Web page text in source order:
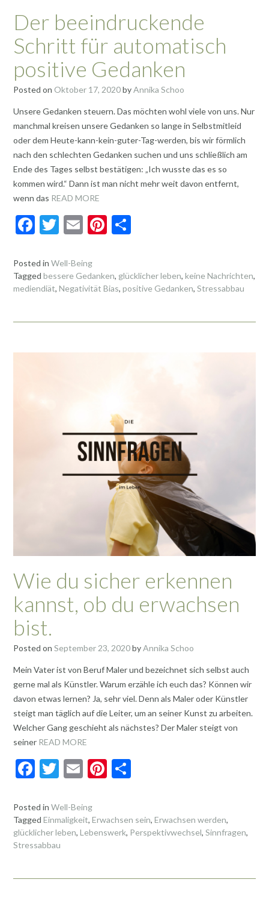
Der beeindruckende
Schritt für automatisch
positive Gedanken
Posted on Oktober 17, 2020byAnnika Schoo
Unsere Gedanken steuern. Das möchten wohl viele von uns. Nur
manchmal kreisen unsere Gedanken so lange in Selbstmitleid
oder dem Heute-kann-kein-guter-Tag-werden, bis wir förmlich
nach den schlechten Gedanken suchen und uns schließlich am
Ende des Tages selbst bestätigen: „Ich wusste das es so
kommen wird.“ Dann ist man nicht mehr weit davon entfernt,
wenn das READ MORE
F
e
b
o
T
itt
er
E
ai
l
Pi
es n
Posted in Well-Being
Tagged bessere Gedanken, glücklicher leben, keine Nachrichten,
mediendiät, Negativität Bias, positive Gedanken, Stressabbau
Wie du sicher erkennen
kannst, ob du erwachsen
bist.
Posted on September 23, 2020byAnnika Schoo
Mein Vater ist von Beruf Maler und bezeichnet sich selbst auch
gerne mal als Künstler. Warum erzähle ich euch das? Können wir
davon etwas lernen? Ja, sehr viel. Denn als Maler oder Künstler
steigt man täglich auf die Leiter, um an seiner Kunst zu arbeiten.
Welcher Gang geschieht als nächstes? Der Maler steigt von
seiner READ MORE
F
e
b
o
k
T
itt
er
E
ai
l
Pi
es n
Posted in Well-Being
Tagged Einmaligkeit, Erwachsen sein, Erwachsen werden,
glücklicher leben, Lebenswerk, Perspektivwechsel, Sinnfragen,
Stressabbau